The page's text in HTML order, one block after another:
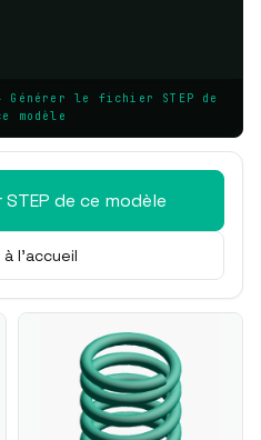
Générer le fichier STEP de
modèle
de ce modèle
l'accueil